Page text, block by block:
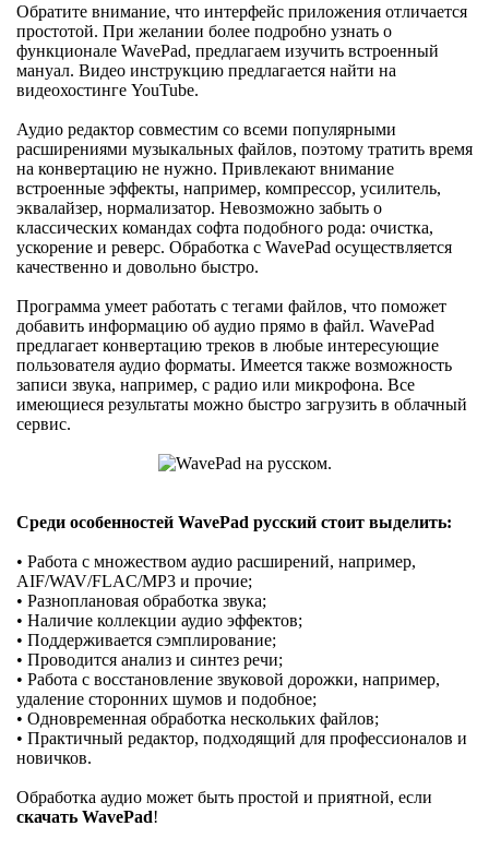
Обратите внимание, что интерфейс приложения отличается
простотой. При желании более подробно узнать о
функционале WavePad, предлагаем изучить встроенный
мануал. Видео инструкцию предлагается найти на
видеохостинге YouTube.
Аудио редактор совместим со всеми популярными
расширениями музыкальных файлов, поэтому тратить время
на конвертацию не нужно. Привлекают внимание
встроенные эффекты, например, компрессор, усилитель,
эквалайзер, нормализатор. Невозможно забыть о
классических командах софта подобного рода: очистка,
ускорение и реверс. Обработка с WavePad осуществляется
качественно и довольно быстро.
Программа умеет работать с тегами файлов, что поможет
добавить информацию об аудио прямо в файл. WavePad
предлагает конвертацию треков в любые интересующие
пользователя аудио форматы. Имеется также возможность
записи звука, например, с радио или микрофона. Все
имеющиеся результаты можно быстро загрузить в облачный
сервис.
Среди особенностей WavePad русский стоит выделить:
• Работа с множеством аудио расширений, например,
AIF/WAV/FLAC/MP3 и прочие;
• Разноплановая обработка звука;
• Наличие коллекции аудио эффектов;
• Поддерживается сэмплирование;
• Проводится анализ и синтез речи;
• Работа с восстановление звуковой дорожки, например,
удаление сторонних шумов и подобное;
• Одновременная обработка нескольких файлов;
• Практичный редактор, подходящий для профессионалов и
новичков.
Обработка аудио может быть простой и приятной, если
скачать WavePad!